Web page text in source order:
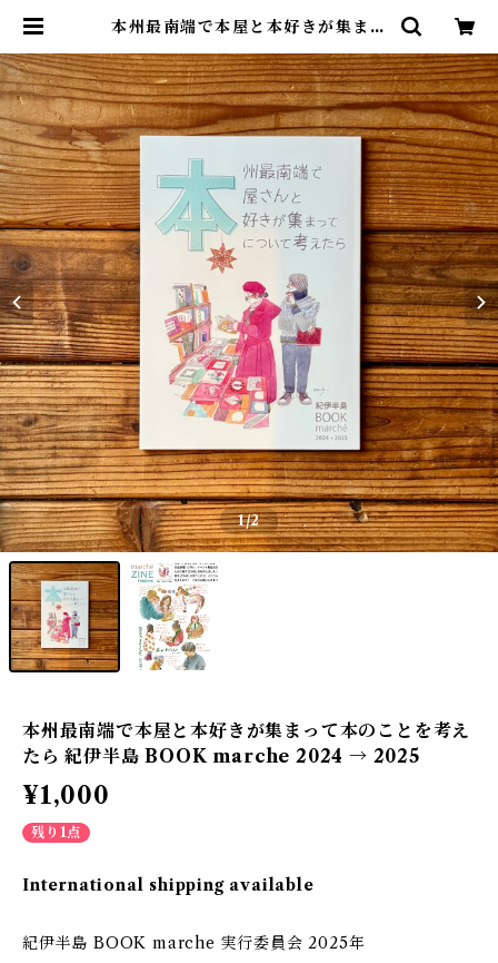
本州最南端で本屋と本好きが集まっ
OK marche 2024 → 2025 | 尾鷲
市九鬼町 漁村の本屋 トンガ坂文庫
1/2
本州最南端で本屋と本好きが集まって本のことを考え
たら 紀伊半島 BOOK marche 2024 → 2025
¥1,000
残り1点
International shipping available
紀伊半島 BOOK marche 実行委員会 2025年